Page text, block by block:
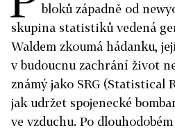
bloků západně od
skupina statistiků vedená
Waldem zkoumá hádanku,
v budoucnu zachrání život
známý jako SRG (Statistical
jak udržet spojenecké
ve vzduchu. Po